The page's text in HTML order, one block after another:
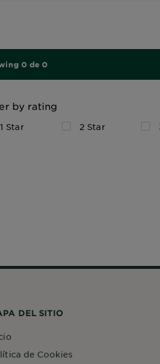
0 de 0
by rating
1 Star 2 Star
DEL SITIO
de Cookies